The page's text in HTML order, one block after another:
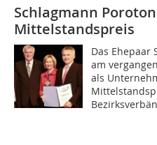
Schlagmann
Mittelstandspreis
Das Ehepaar
am
als